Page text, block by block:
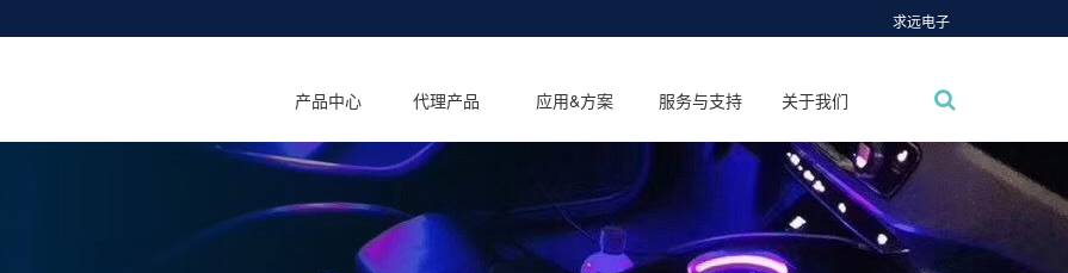
求远电子
产品中心 代理产品 应用&方案 服务与支持 关于我们